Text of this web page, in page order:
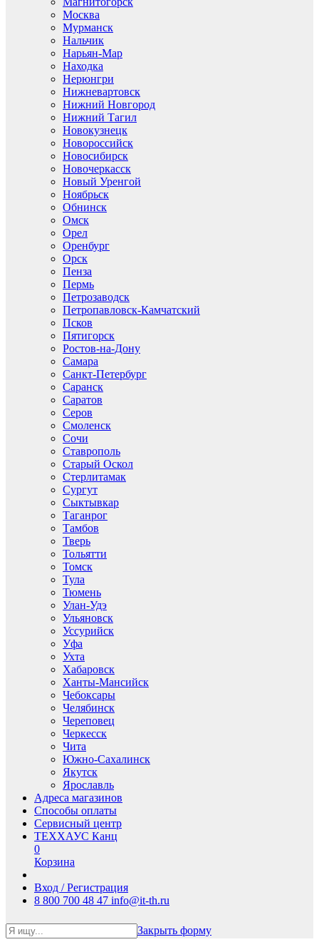
Москва
Мурманск
Нальчик
Нарьян-Мар
Находка
Нерюнгри
Нижневартовск
Нижний Новгород
Нижний Тагил
Новокузнецк
Новороссийск
Новосибирск
Новочеркасск
Новый Уренгой
Ноябрьск
Обнинск
Омск
Орел
Оренбург
Орск
Пенза
Пермь
Петрозаводск
Петропавловск-Камчатский
Псков
Пятигорск
Ростов-на-Дону
Самара
Санкт-Петербург
Саранск
Саратов
Серов
Смоленск
Сочи
Ставрополь
Старый Оскол
Стерлитамак
Сургут
Сыктывкар
Таганрог
Тамбов
Тверь
Тольятти
Томск
Тула
Тюмень
Улан-Удэ
Ульяновск
Уссурийск
Уфа
Ухта
Хабаровск
Ханты-Мансийск
Чебоксары
Челябинск
Череповец
Черкесск
Чита
Южно-Сахалинск
Якутск
Ярославль
Адреса магазинов
Способы оплаты
Сервисный центр
ТЕХХАУС Канц
0
Корзина
Вход / Регистрация
8 800 700 48 47 info@it-th.ru
Закрыть форму